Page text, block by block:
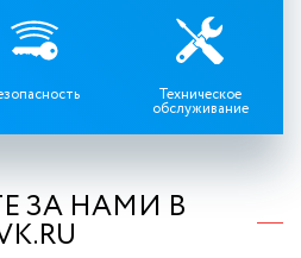
Техническое
обслуживание
ЗА НАМИ В